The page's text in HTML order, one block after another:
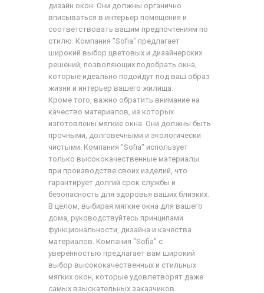
дизайн окон. Они должны органично
вписываться в интерьер помещения и
соответствовать вашим предпочтениям по
стилю. Компания "Sofia" предлагает
широкий выбор цветовых и дизайнерских
решений, позволяющих подобрать окна,
которые идеально подойдут под ваш образ
жизни и интерьер вашего жилища.
Кроме того, важно обратить внимание на
качество материалов, из которых
изготовлены мягкие окна. Они должны быть
прочными, долговечными и экологически
чистыми. Компания "Sofia" использует
только высококачественные материалы
при производстве своих изделий, что
гарантирует долгий срок службы и
безопасность для здоровья ваших близких.
В целом, выбирая мягкие окна для вашего
дома, руководствуйтесь принципами
функциональности, дизайна и качества
материалов. Компания "Sofia" с
уверенностью предлагает вам широкий
выбор высококачественных и стильных
мягких окон, которые удовлетворят даже
самых взыскательных заказчиков.